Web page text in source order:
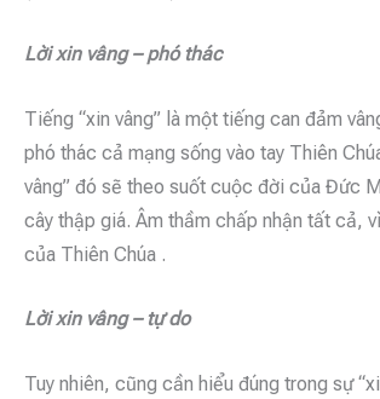
Lời xin vâng – phó thác
Tiếng “xin vâng” là một tiếng can đảm
phó thác cả mạng sống vào tay Thiên
vâng” đó sẽ theo suốt cuộc đời của Đức
cây thập giá. Âm thầm chấp nhận tất cả,
của Thiên Chúa .
Lời xin vâng – tự do
Tuy nhiên, cũng cần hiểu đúng trong sự